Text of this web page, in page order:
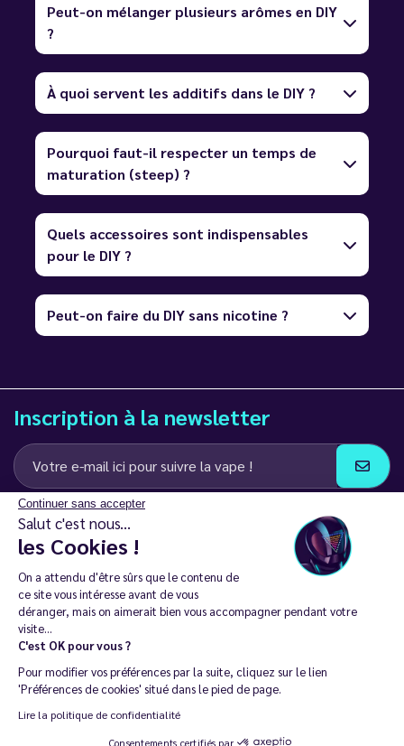
Continuer sans accepter
Salut c'est nous...
les Cookies !
On a attendu d'être sûrs que le contenu de
ce site vous intéresse avant de vous
déranger, mais on aimerait bien vous accompagner pendant votre
visite...
C'est OK pour vous ?
Pour modifier vos préférences par la suite, cliquez sur le lien
'Préférences de cookies' situé dans le pied de page.
Lire la politique de confidentialité
Consentements certifiés par
Peut-on mélanger plusieurs arômes en DIY
?
À quoi servent les additifs dans le DIY ?
Pourquoi faut-il respecter un temps de
maturation (steep) ?
Quels accessoires sont indispensables
pour le DIY ?
Peut-on faire du DIY sans nicotine ?
Inscription à la newsletter
J’accepte de recevoir des communications e-mail et SMS de la part de
LD Groupe
Restez en contact
La vente de cigarette électronique est interdite chez les moins de
18 ans. 🔞
Copyright © 2014 - 2026 Le Vapoteur Discount - Tous droits